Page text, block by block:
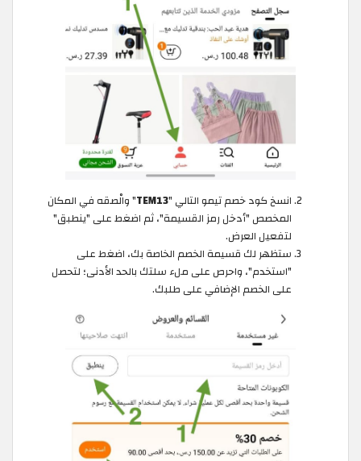
انسخ كود خصم تيمو التالي "TEM13" والْصقه في المكان
المخصص "أدخل رمز القسيمة"، ثم اضغط على "ينطبق"
لتفعيل العرض.
ستظهر لك قسيمة الخصم الخاصة بك، اضغط على
"استخدم"، واحرص على ملء سلتك بالحد الأدنى؛ لتحصل
على الخصم الإضافي على طلبك.